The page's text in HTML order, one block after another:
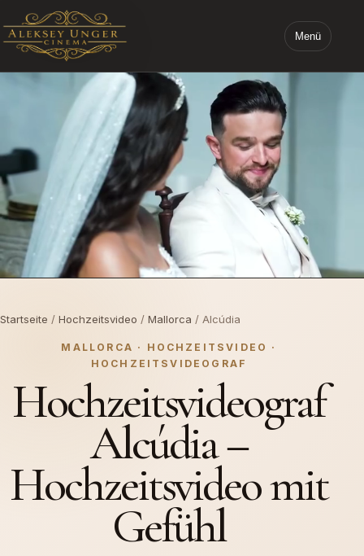
STARTSEITE ALEKSEY UNGER CINEMA Menü
Startseite / Hochzeitsvideo / Mallorca / Alcúdia
MALLORCA · HOCHZEITSVIDEO ·
HOCHZEITSVIDEOGRAF
Hochzeitsvideograf
Alcúdia –
Hochzeitsvideo mit
Gefühl